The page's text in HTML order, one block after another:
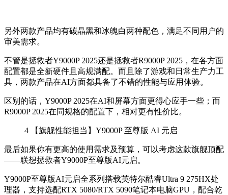
另外两款产品均有碳晶黑和冰魄白两种配色，满足不同用户的
审美需求。
不管是拯救者Y9000P 2025还是拯救者R9000P 2025，在各方面
配置都是全新硬件且高规满配。而且除了游戏和日常生产力工
具，两款产品在AI方面都具备了不错的性能与应用体验。
区别的话，Y9000P 2025在AI和屏幕方面更得心应手一些；而
R9000P 2025在同规格的配置下，相对更有性价比。
4 【旗舰性能担当】Y9000P 至尊版 AI 元启
最后如果你有更高的使用需求及预算，可以考虑这款旗舰顶配
——联想拯救者Y9000P至尊版AI元启。
Y9000P至尊版AI元启全系列搭载英特尔酷睿Ultra 9 275HX处
理器，支持选配RTX 5080/RTX 5090笔记本电脑GPU，配合乾